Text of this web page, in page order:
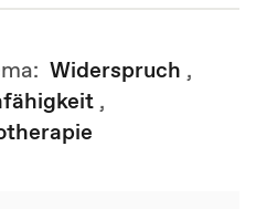
Widerspruch ,
,